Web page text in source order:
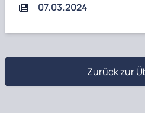
07.03.2024
Zurück zur